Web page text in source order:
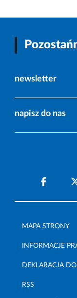
newsletter
napisz do nas
MAPA STRONY
INFORMACJE
DEKLARACJA
RSS